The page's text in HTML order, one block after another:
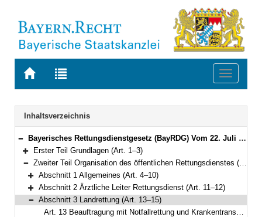
Zur
BAYERN.RECHT
Zur
letzten
Suche
Toggle
Navigation
Inhaltsverzeichnis
Bereich reduzieren
Bayerisches Rettungsdienstgesetz (BayRDG) Vom 22. Juli 2008 (GVBl. S. 429) BayRS 215-5-1-I (Art. 1–63)
Bereich erweitern
Erster Teil Grundlagen (Art. 1–3)
Bereich reduzieren
Zweiter Teil Organisation des öffentlichen Rettungsdienstes (Art. 4–20)
Bereich erweitern
Abschnitt 1 Allgemeines (Art. 4–10)
Bereich erweitern
Abschnitt 2 Ärztliche Leiter Rettungsdienst (Art. 11–12)
Bereich reduzieren
Abschnitt 3 Landrettung (Art. 13–15)
Art. 13 Beauftragung mit Notfallrettung und Krankentransport